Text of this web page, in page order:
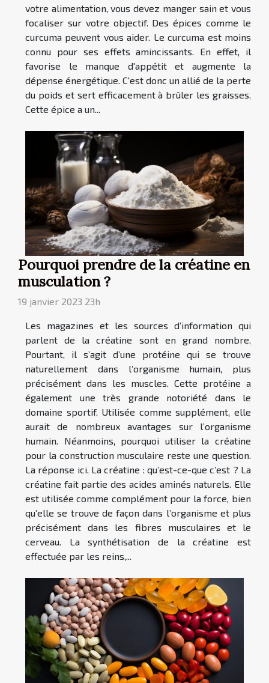
votre alimentation, vous devez manger sain et vous
focaliser sur votre objectif. Des épices comme le
curcuma peuvent vous aider. Le curcuma est moins
connu pour ses effets amincissants. En effet, il
favorise le manque d'appétit et augmente la
dépense énergétique. C'est donc un allié de la perte
du poids et sert efficacement à brûler les graisses.
Cette épice a un...
Pourquoi prendre de la créatine en
musculation ?
19 janvier 2023 23h
Les magazines et les sources d’information qui
parlent de la créatine sont en grand nombre.
Pourtant, il s’agit d’une protéine qui se trouve
naturellement dans l’organisme humain, plus
précisément dans les muscles. Cette protéine a
également une très grande notoriété dans le
domaine sportif. Utilisée comme supplément, elle
aurait de nombreux avantages sur l’organisme
humain. Néanmoins, pourquoi utiliser la créatine
pour la construction musculaire reste une question.
La réponse ici. La créatine : qu’est-ce-que c’est ? La
créatine fait partie des acides aminés naturels. Elle
est utilisée comme complément pour la force, bien
qu’elle se trouve de façon dans l’organisme et plus
précisément dans les fibres musculaires et le
cerveau. La synthétisation de la créatine est
effectuée par les reins,...